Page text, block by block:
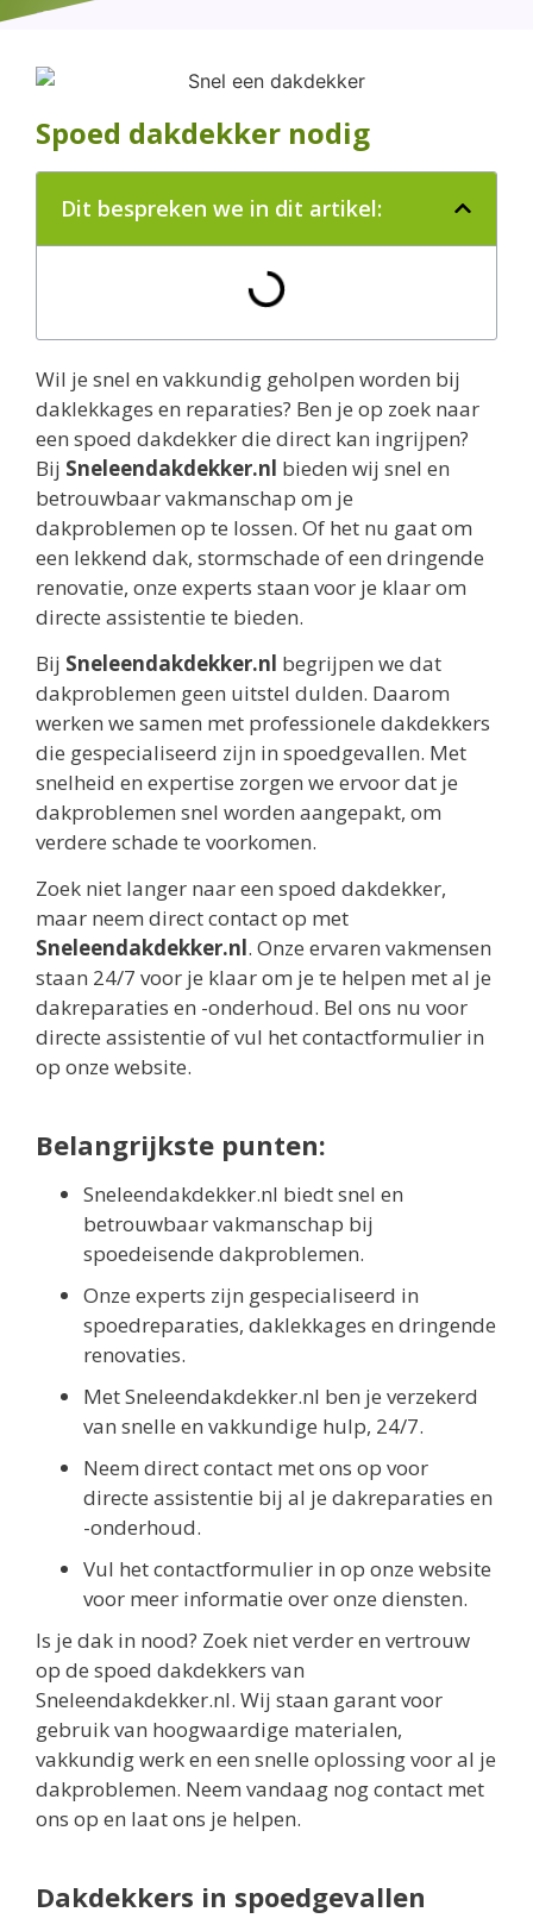
Spoed dakdekker nodig
Dit bespreken we in dit artikel:
Wil je snel en vakkundig geholpen worden bij
daklekkages en reparaties? Ben je op zoek naar
een spoed dakdekker die direct kan ingrijpen?
Bij Sneleendakdekker.nl bieden wij snel en
betrouwbaar vakmanschap om je
dakproblemen op te lossen. Of het nu gaat om
een lekkend dak, stormschade of een dringende
renovatie, onze experts staan voor je klaar om
directe assistentie te bieden.
Bij Sneleendakdekker.nl begrijpen we dat
dakproblemen geen uitstel dulden. Daarom
werken we samen met professionele dakdekkers
die gespecialiseerd zijn in spoedgevallen. Met
snelheid en expertise zorgen we ervoor dat je
dakproblemen snel worden aangepakt, om
verdere schade te voorkomen.
Zoek niet langer naar een spoed dakdekker,
maar neem direct contact op met
Sneleendakdekker.nl. Onze ervaren vakmensen
staan 24/7 voor je klaar om je te helpen met al je
dakreparaties en -onderhoud. Bel ons nu voor
directe assistentie of vul het contactformulier in
op onze website.
Belangrijkste punten:
Sneleendakdekker.nl biedt snel en
betrouwbaar vakmanschap bij
spoedeisende dakproblemen.
Onze experts zijn gespecialiseerd in
spoedreparaties, daklekkages en dringende
renovaties.
Met Sneleendakdekker.nl ben je verzekerd
van snelle en vakkundige hulp, 24/7.
Neem direct contact met ons op voor
directe assistentie bij al je dakreparaties en
-onderhoud.
Vul het contactformulier in op onze website
voor meer informatie over onze diensten.
Is je dak in nood? Zoek niet verder en vertrouw
op de spoed dakdekkers van
Sneleendakdekker.nl. Wij staan garant voor
gebruik van hoogwaardige materialen,
vakkundig werk en een snelle oplossing voor al je
dakproblemen. Neem vandaag nog contact met
ons op en laat ons je helpen.
Dakdekkers in spoedgevallen